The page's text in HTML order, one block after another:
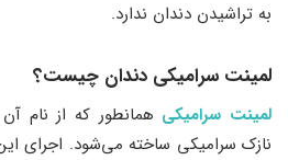
به تراشیدن دندان ندارد.
لمینت سرامیکی دندان چیست؟
لمینت سرامیکی همانطور که از نام
نازک سرامیکی ساخته می‌شود. اجرای